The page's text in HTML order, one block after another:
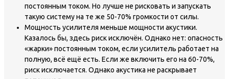
постоянным током. Но лучше не рисковать и запускать
такую систему на те же 50-70% громкости от силы.
Мощность усилителя меньше мощности акустики.
Казалось бы, здесь риск исключён. Однако нет: опасность
«жарки» постоянным током, если усилитель работает на
полную, всё ещё есть. Если же включить его на 60-70%,
риск исключается. Однако акустика не раскрывает